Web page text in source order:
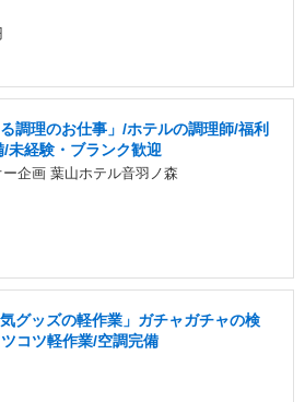
調理のお仕事」/ホテルの調理師/福利
未経験・ブランク歓迎
企画 葉山ホテル音羽ノ森
グッズの軽作業」ガチャガチャの検
コツ軽作業/空調完備